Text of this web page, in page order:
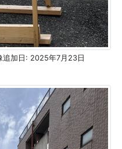
加日: 2025年7月23日